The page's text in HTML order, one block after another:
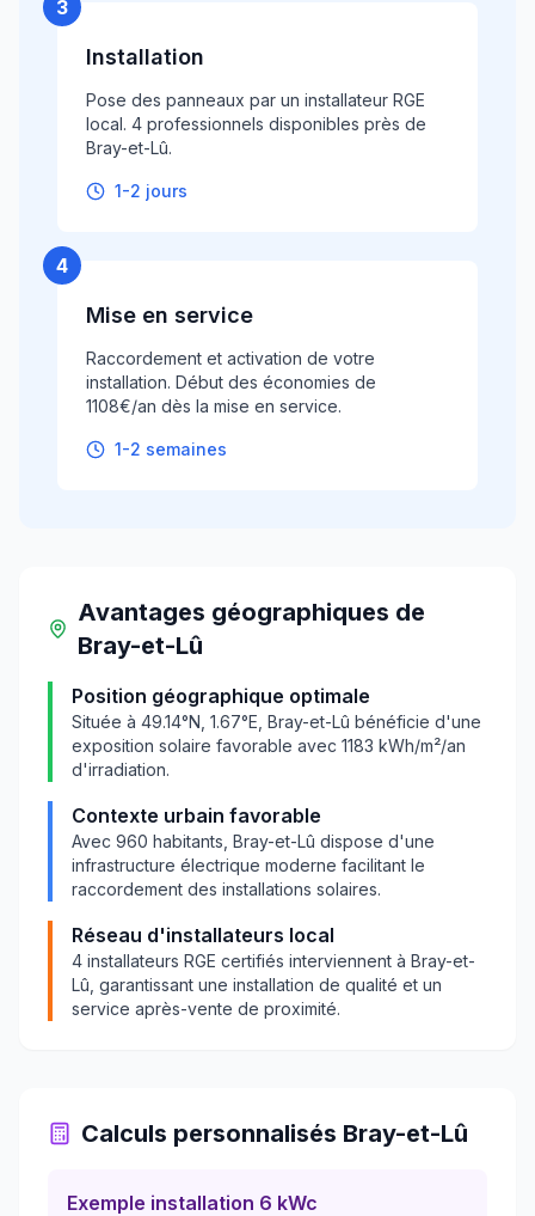
3
Installation
Pose des panneaux par un installateur RGE
local. 4 professionnels disponibles près de
Bray-et-Lû.
1-2 jours
4
Mise en service
Raccordement et activation de votre
installation. Début des économies de
1108€/an dès la mise en service.
1-2 semaines
Avantages géographiques de
Bray-et-Lû
Position géographique optimale
Située à 49.14°N, 1.67°E, Bray-et-Lû bénéficie d'une
exposition solaire favorable avec 1183 kWh/m²/an
d'irradiation.
Contexte urbain favorable
Avec 960 habitants, Bray-et-Lû dispose d'une
infrastructure électrique moderne facilitant le
raccordement des installations solaires.
Réseau d'installateurs local
4 installateurs RGE certifiés interviennent à Bray-et-
Lû , garantissant une installation de qualité et un
service après-vente de proximité.
Calculs personnalisés Bray-et-Lû
Exemple installation 6 kWc